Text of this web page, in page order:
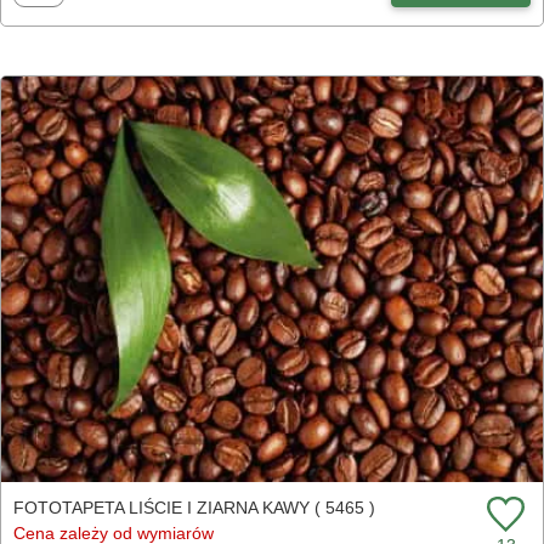
FOTOTAPETA LIŚCIE I ZIARNA KAWY ( 5465 )
Cena zależy od wymiarów